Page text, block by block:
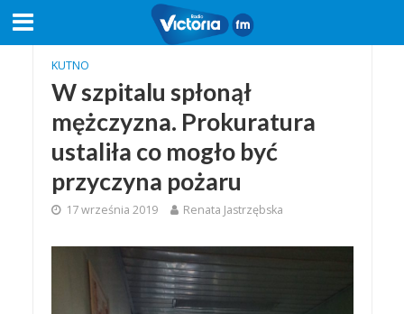
KUTNO
W szpitalu spłonął
mężczyzna. Prokuratura
ustaliła co mogło być
przyczyna pożaru
17 września 2019 Renata Jastrzębska